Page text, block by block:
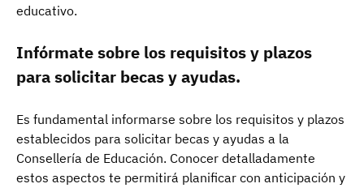
educativo.
Infórmate sobre los requisitos y plazos
para solicitar becas y ayudas.
Es fundamental informarse sobre los requisitos y plazos
establecidos para solicitar becas y ayudas a la
Consellería de Educación. Conocer detalladamente
estos aspectos te permitirá planificar con anticipación y